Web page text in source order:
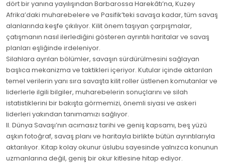
dört bir yanına yayılışından Barbarossa Harekâtı’na, Kuzey
Afrika’daki muharebelere ve Pasifik’teki savaşa kadar, tüm savaş
alanlarında keşfe çıkılıyor. Kilit önem taşıyan çarpışmalar,
çatışmanın nasıl ilerlediğini gösteren ayrıntılı haritalar ve savaş
planları eşliğinde irdeleniyor.
Silahlara ayrılan bölümler, savaşın sürdürülmesini sağlayan
başlıca mekanizma ve taktikleri içeriyor. Kutular içinde aktarılan
temel verilerin yanı sıra savaşta kilit roller üstlenen komutanlar ve
liderlerle ilgili bilgiler, muharebelerin sonuçlarını ve silah
istatistiklerini bir bakışta görmemizi, önemli siyasi ve askeri
liderleri yakından tanımamızı sağlıyor.
II. Dünya Savaşı’nın acımasız tarihi ve geniş kapsamı, beş yüzü
aşkın fotoğraf, savaş planı ve haritayla birlikte bütün ayrıntılarıyla
aktarılıyor. Kitap kolay okunur üslubu sayesinde yalnızca konunun
uzmanlarına değil, geniş bir okur kitlesine hitap ediyor.